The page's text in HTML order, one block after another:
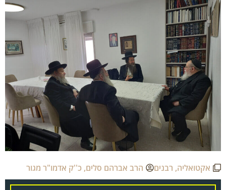
אקטואליה,רבנים הרב אברהם סלים,כ''ק אדמו"ר מגור